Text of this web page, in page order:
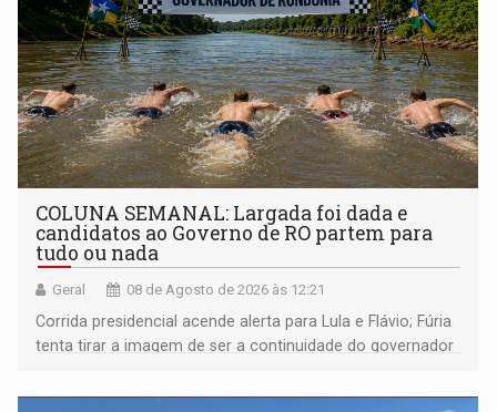
COLUNA SEMANAL: Largada foi dada e
candidatos ao Governo de RO partem para
tudo ou nada
Geral 08 de Agosto de 2026 às 12:21
Corrida presidencial acende alerta para Lula e Flávio; Fúria
tenta tirar a imagem de ser a continuidade do governador
não ter entrado no modo eleição; ABAV faz evento em